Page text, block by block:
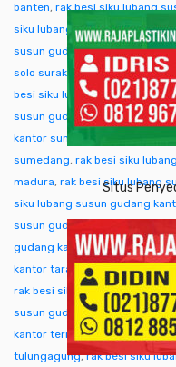
banten, rak besi siku lubang
siku lubang susun gudang
susun gudang kantor sofifi,
solo surakarta,rak besi siku
besi siku lubang susun
susun gudang kantor sukabumi
kantor sumba ntt
rak besi
sumedang, rak besi siku
madura, rak besi siku lubang
siku lubang susun gudang
susun gudang kantor tangjung
gudang kantor tanjungpinang,
kantor tarakan, rak besi siku
rak besi siku lubang susun
susun gudang kantor
kantor ternate tidore,rak besi
tulungagung,rak besi siku
Situs